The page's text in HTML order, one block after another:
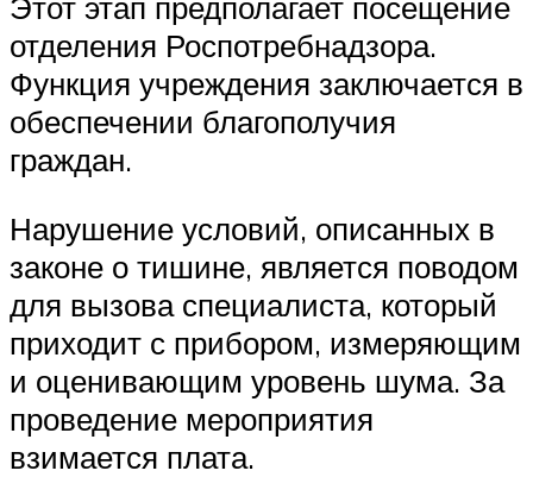
отделения Роспотребнадзора.
Функция учреждения заключается в
обеспечении благополучия
граждан.
Нарушение условий, описанных в
законе о тишине, является поводом
для вызова специалиста, который
приходит с прибором, измеряющим
и оценивающим уровень шума. За
проведение мероприятия
взимается плата.